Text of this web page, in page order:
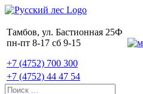
Skip
content
Тамбов, ул. Бастионная 25Ф
пн-пт 8-17 сб 9-15
+7 (4752) 700 300
+7 (4752) 44 47 54
Поиск: